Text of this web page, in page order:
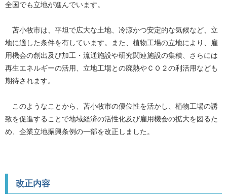
全国でも立地が進んでいます。
苫小牧市は、平坦で広大な土地、冷涼かつ安定的な気候など、立
地に適した条件を有しています。また、植物工場の立地により、雇
用機会の創出及び加工・流通施設や研究関連施設の集積、さらには
再生エネルギーの活用、立地工場との廃熱やＣＯ２の利活用なども
期待されます。
このようなことから、苫小牧市の優位性を活かし、植物工場の誘
致を促進することで地域経済の活性化及び雇用機会の拡大を図るた
め、企業立地振興条例の一部を改正しました。
改正内容